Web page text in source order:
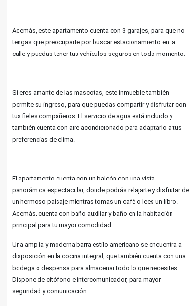
Además, este apartamento cuenta con 3 garajes, para que no
tengas que preocuparte por buscar estacionamiento en la
calle y puedas tener tus vehículos seguros en todo momento.
Si eres amante de las mascotas, este inmueble también
permite su ingreso, para que puedas compartir y disfrutar con
tus fieles compañeros. El servicio de agua está incluido y
también cuenta con aire acondicionado para adaptarlo a tus
preferencias de clima.
El apartamento cuenta con un balcón con una vista
panorámica espectacular, donde podrás relajarte y disfrutar de
un hermoso paisaje mientras tomas un café o lees un libro.
Además, cuenta con baño auxiliar y baño en la habitación
principal para tu mayor comodidad.
Una amplia y moderna barra estilo americano se encuentra a
disposición en la cocina integral, que también cuenta con una
bodega o despensa para almacenar todo lo que necesites.
Dispone de citófono e intercomunicador, para mayor
seguridad y comunicación.